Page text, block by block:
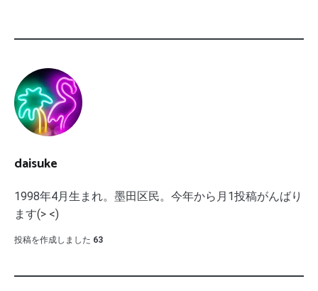
daisuke
1998年4月生まれ。墨田区民。今年から月1投稿がんばり
ます(> <)
投稿を作成しました 63